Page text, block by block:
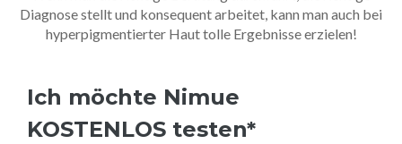
Diagnose stellt und konsequent arbeitet, kann man auch bei
hyperpigmentierter Haut tolle Ergebnisse erzielen!
Ich möchte Nimue
KOSTENLOS testen*